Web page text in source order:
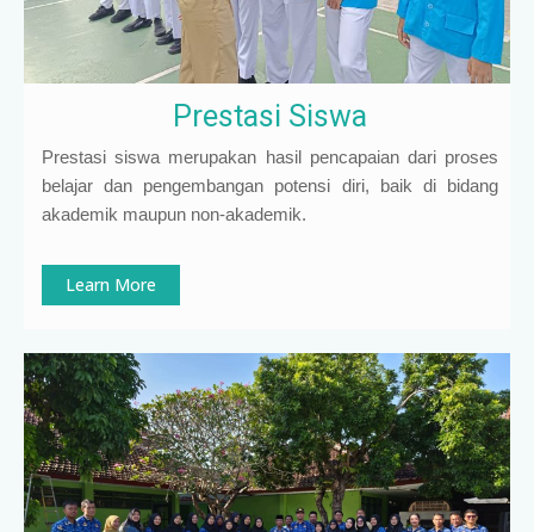
Prestasi Siswa
Prestasi siswa merupakan hasil pencapaian dari proses
belajar dan pengembangan potensi diri, baik di bidang
akademik maupun non-akademik.
Learn More